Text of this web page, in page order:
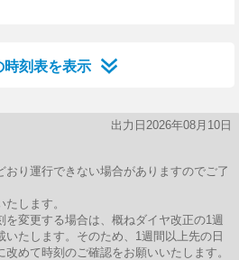
時刻表を表示
出力日2026年08月10日
り運行できない場合がありますのでご了
します。
変更する場合は、概ねダイヤ改正の1週
いたします。そのため、1週間以上先の日
めて時刻のご確認をお願いいたします。